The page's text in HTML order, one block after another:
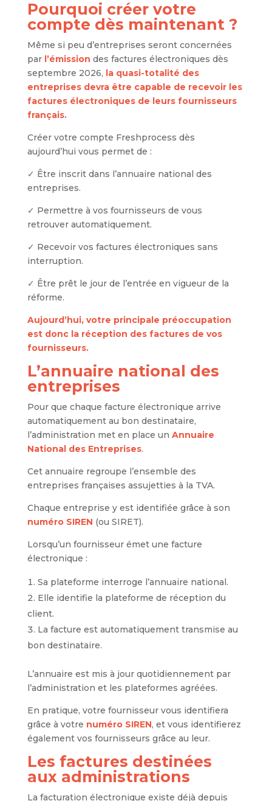
Pourquoi créer votre
compte dès maintenant ?
Même si peu d’entreprises seront concernées
par l’émission des factures électroniques dès
septembre 2026, la quasi-totalité des
entreprises devra être capable de recevoir les
factures électroniques de leurs fournisseurs
français.
Créer votre compte Freshprocess dès
aujourd’hui vous permet de :
✓ Être inscrit dans l’annuaire national des
entreprises.
✓ Permettre à vos fournisseurs de vous
retrouver automatiquement.
✓ Recevoir vos factures électroniques sans
interruption.
✓ Être prêt le jour de l’entrée en vigueur de la
réforme.
Aujourd’hui, votre principale préoccupation
est donc la réception des factures de vos
fournisseurs.
L’annuaire national des
entreprises
Pour que chaque facture électronique arrive
automatiquement au bon destinataire,
l’administration met en place un Annuaire
National des Entreprises.
Cet annuaire regroupe l’ensemble des
entreprises françaises assujetties à la TVA.
Chaque entreprise y est identifiée grâce à son
numéro SIREN (ou SIRET).
Lorsqu’un fournisseur émet une facture
électronique :
Sa plateforme interroge l’annuaire national.
Elle identifie la plateforme de réception du
client.
La facture est automatiquement transmise au
bon destinataire.
L’annuaire est mis à jour quotidiennement par
l’administration et les plateformes agréées.
En pratique, votre fournisseur vous identifiera
grâce à votre numéro SIREN, et vous identifierez
également vos fournisseurs grâce au leur.
Les factures destinées
aux administrations
La facturation électronique existe déjà depuis